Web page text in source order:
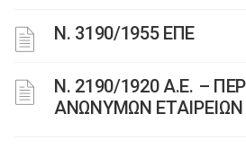
Ν. 3190/1955 ΕΠΕ
Ν. 2190/1920 Α.Ε. –
ΑΝΩΝΥΜΩΝ ΕΤΑΙΡΕΙΩΝ